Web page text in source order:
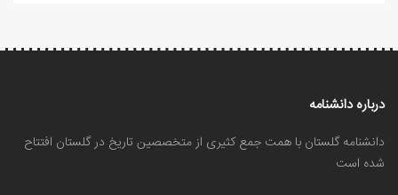
درباره دانشنامه
دانشنامه گلستان با همت جمع کثیری از متخصصین تاریخ در گلستان افتتاح
شده است